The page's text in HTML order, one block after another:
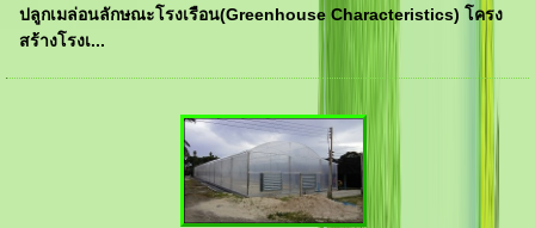
ปลูกเมล่อนลักษณะโรงเรือน(Greenhouse Characteristics) โครง
สร้างโรงเ...